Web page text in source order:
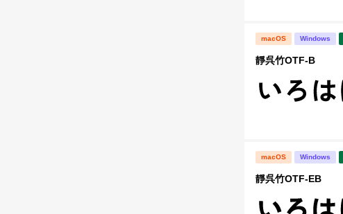
macOS Windows
靜呉竹OTF-B
macOS Windows
靜呉竹OTF-EB